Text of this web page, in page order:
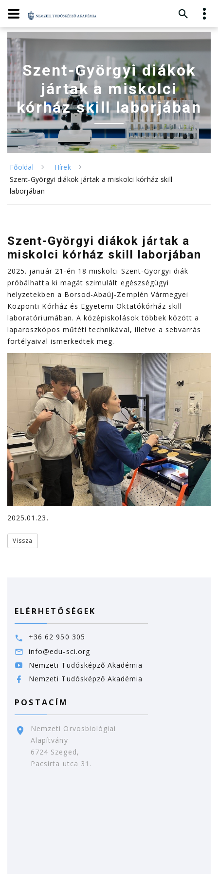
Szent-Györgyi diákok
jártak a miskolci
kórház skill laborjában
Főoldal
Hírek
Szent-Györgyi diákok jártak a miskolci kórház skill
laborjában
Szent-Györgyi diákok jártak a
miskolci kórház skill laborjában
2025. január 21-én 18 miskolci Szent-Györgyi diák
próbálhatta ki magát szimulált egészségügyi
helyzetekben a Borsod-Abaúj-Zemplén Vármegyei
Központi Kórház és Egyetemi Oktatókórház skill
laboratóriumában. A középiskolások többek között a
laparoszkópos műtéti technikával, illetve a sebvarrás
fortélyaival ismerkedtek meg.
2025.01.23.
Vissza
ELÉRHETŐSÉGEK
+36 62 950 305
info@edu-sci.org
Nemzeti Tudósképző Akadémia
Nemzeti Tudósképző Akadémia
POSTACÍM
Nemzeti Orvosbiológiai
Alapítvány
6724 Szeged,
Pacsirta utca 31.